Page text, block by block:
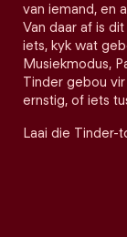
van iemand, en
Van daar af is
iets, kyk wat
Musiekmodus,
Tinder gebou
ernstig, of iets
Laai die Tinder-